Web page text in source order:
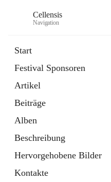
Cellensis
Navigation
Start
Festival Sponsoren
Artikel
Beiträge
Alben
Beschreibung
Hervorgehobene Bilder
Kontakte
Festival Sponsoren